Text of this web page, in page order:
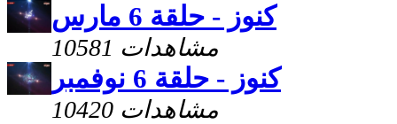
كنوز - حلقة 6 مارس
10581 مشاهدات
كنوز - حلقة 6 نوفمبر
10420 مشاهدات